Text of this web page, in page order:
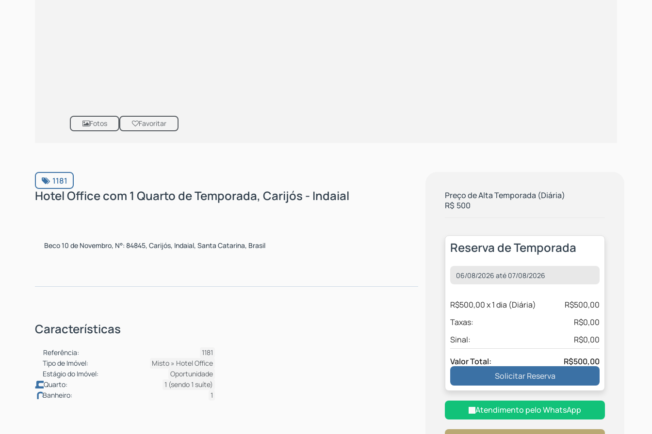
Fotos Favoritar
Hotel Office com 1 Quarto de Temporada, Carijós - Indaial
1181
Beco 10 de Novembro, N°: 84845, Carijós, Indaial, Santa Catarina, Brasil
Características
Referência:
1181
Tipo de Imóvel:
Misto » Hotel Office
Estágio do Imóvel:
Oportunidade
Quarto:
1 (sendo 1 suíte)
Banheiro:
1
R$ 500
Preço de Alta Temporada (Diária)
Reserva de Temporada
R$500,00 x 1 dia (Diária)
R$500,00
Taxas:
R$0,00
Sinal:
R$0,00
Valor Total:
R$500,00
Solicitar Reserva
Atendimento peloWhatsApp